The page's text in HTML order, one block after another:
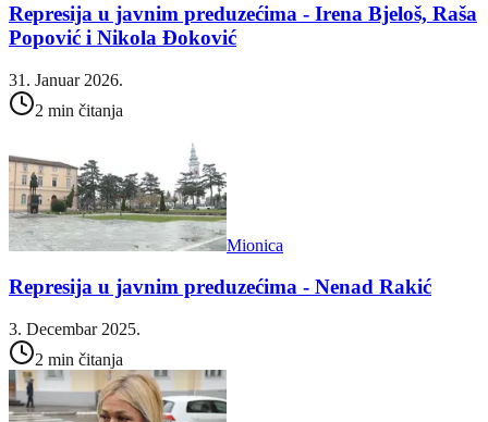
Represija u javnim preduzećima - Irena Bjeloš, Raša
Popović i Nikola Đoković
31. Januar 2026.
2 min čitanja
Mionica
Represija u javnim preduzećima - Nenad Rakić
3. Decembar 2025.
2 min čitanja